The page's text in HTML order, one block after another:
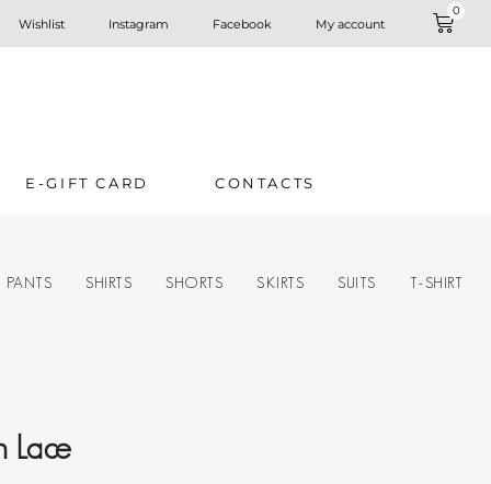
Wishlist Instagram Facebook My account
0
E-GIFT CARD CONTACTS
PANTS SHIRTS SHORTS SKIRTS SUITS
T-SHIRT
Lace